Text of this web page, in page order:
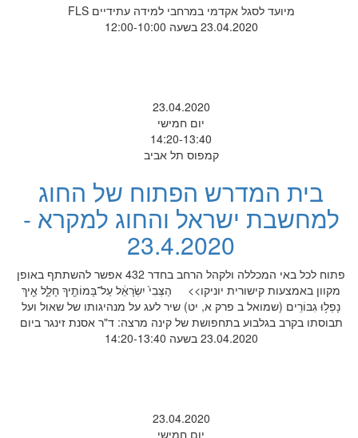
מיועד לסגל אקדמי במרחבי למידה עתידיים FLS
23.04.2020 בשעה 12:00-10:00
23.04.2020
יום חמישי
14:20-13:40
קמפוס תל אביב
בית המדרש הפתוח של החוג
למחשבת ישראל והחוג למקרא -
23.4.2020
פתוח לכל באי המכללה ולקהל הרחב בחדר 432 אפשר להשתתף באופן
מקוון באמצעות קישורית יוניקו>> הַצְּבִי֙ יִשְׂרָאֵ֔ל עַל־בָּמוֹתֶ֖יךָ חָלָ֑ל אֵ֖יךְ
נָפְל֥וּ גִבּוֹרִֽים (שמואל ב פרק א, יט) שיר לעג על מנהיגותו של שאול ועל
תבוסתו בקרב בגלבוע בתחפושת של קינה מרצה: ד"ר אסנת זינגר ביום
23.04.2020 בשעה 14:20-13:40
23.04.2020
יום חמישי